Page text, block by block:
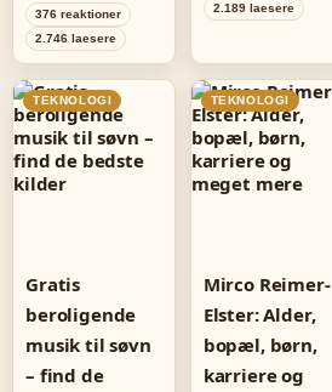
376 reaktioner
2.746 laesere
2.189 laesere
TEKNOLOGI
Gratis
beroligende
musik til søvn
– find de
TEKNOLOGI
Mirco Reimer-
Elster: Alder,
bopæl, børn,
karriere og